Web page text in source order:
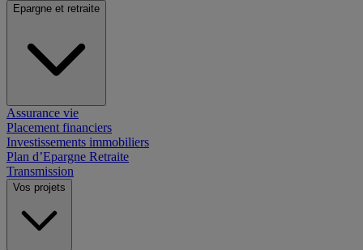
Epargne et retraite
Assurance vie
Placement financiers
Investissements immobiliers
Plan d’Epargne Retraite
Transmission
Vos projets